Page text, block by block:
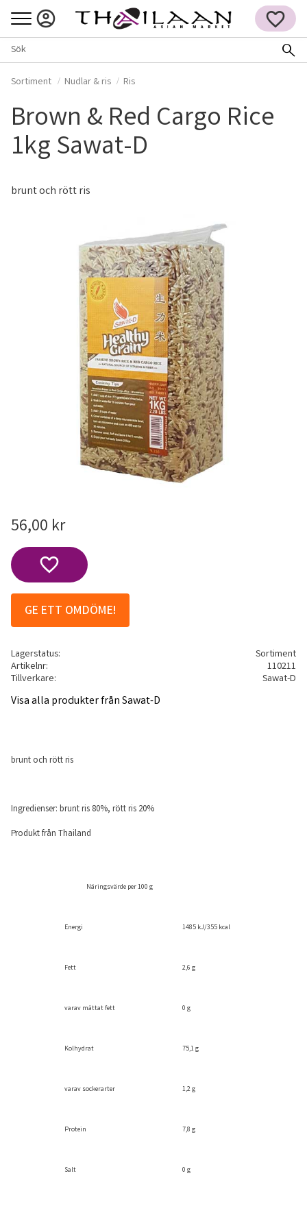
FAVORITER
Sortiment Nudlar & ris Ris
Brown & Red Cargo Rice
1kg Sawat-D
brunt och rött ris
56,00 kr
Lägg till i favoriter
Lagerstatus
Sortiment
Artikelnr
110211
Tillverkare
Sawat-D
Visa alla produkter från Sawat-D
GE ETT OMDÖME!
brunt och rött ris
Ingredienser: brunt ris 80%, rött ris 20%
Produkt från Thailand
Näringsvärde per 100 g
Energi 1485 kJ/355 kcal
Fett 2,6 g
varav mättat fett 0 g
Kolhydrat 75,1 g
varav sockerarter 1,2 g
Protein 7,8 g
Salt 0 g